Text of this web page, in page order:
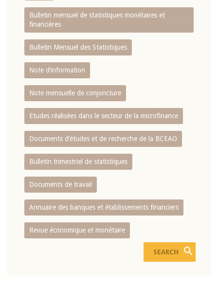
Bulletin mensuel de statistiques monétaires et
financières
Bulletin Mensuel des Statistiques
Note d’information
Note mensuelle de conjoncture
Etudes réalisées dans le secteur de la microfinance
Documents d’études et de recherche de la BCEAO
Bulletin trimestriel de statistiques
Documents de travail
Annuaire des banques et établissements financiers
Revue économique et monétaire